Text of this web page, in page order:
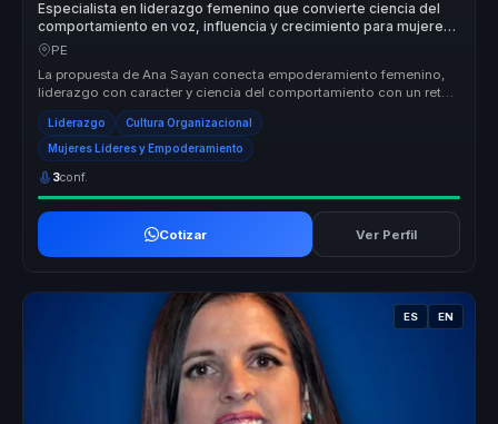
Especialista en liderazgo femenino que convierte ciencia del
comportamiento en voz, influencia y crecimiento para mujeres
líderes y equipos.
PE
La propuesta de Ana Sayan conecta empoderamiento femenino,
liderazgo con caracter y ciencia del comportamiento con un reto
concreto para ...
Liderazgo Cultura Organizacional
Mujeres Líderes y Empoderamiento
3conf.
Cotizar Ver Perfil
ES EN